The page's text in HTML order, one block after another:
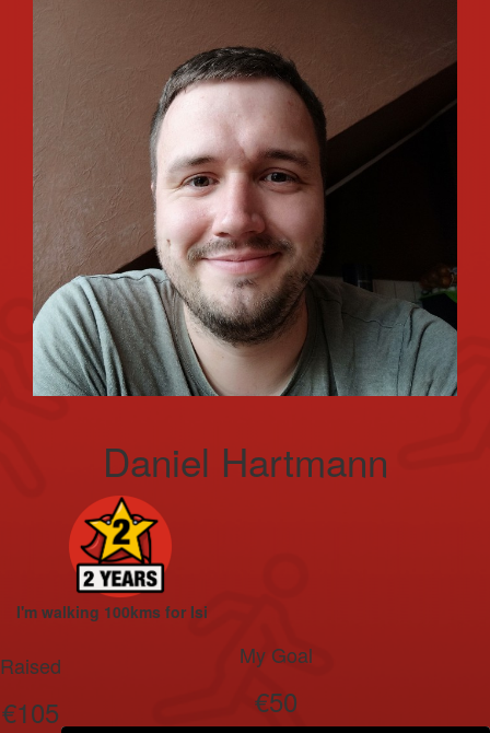
Daniel Hartmann
I'm walking 100kms for Isi
Raised
€105
My Goal
€50